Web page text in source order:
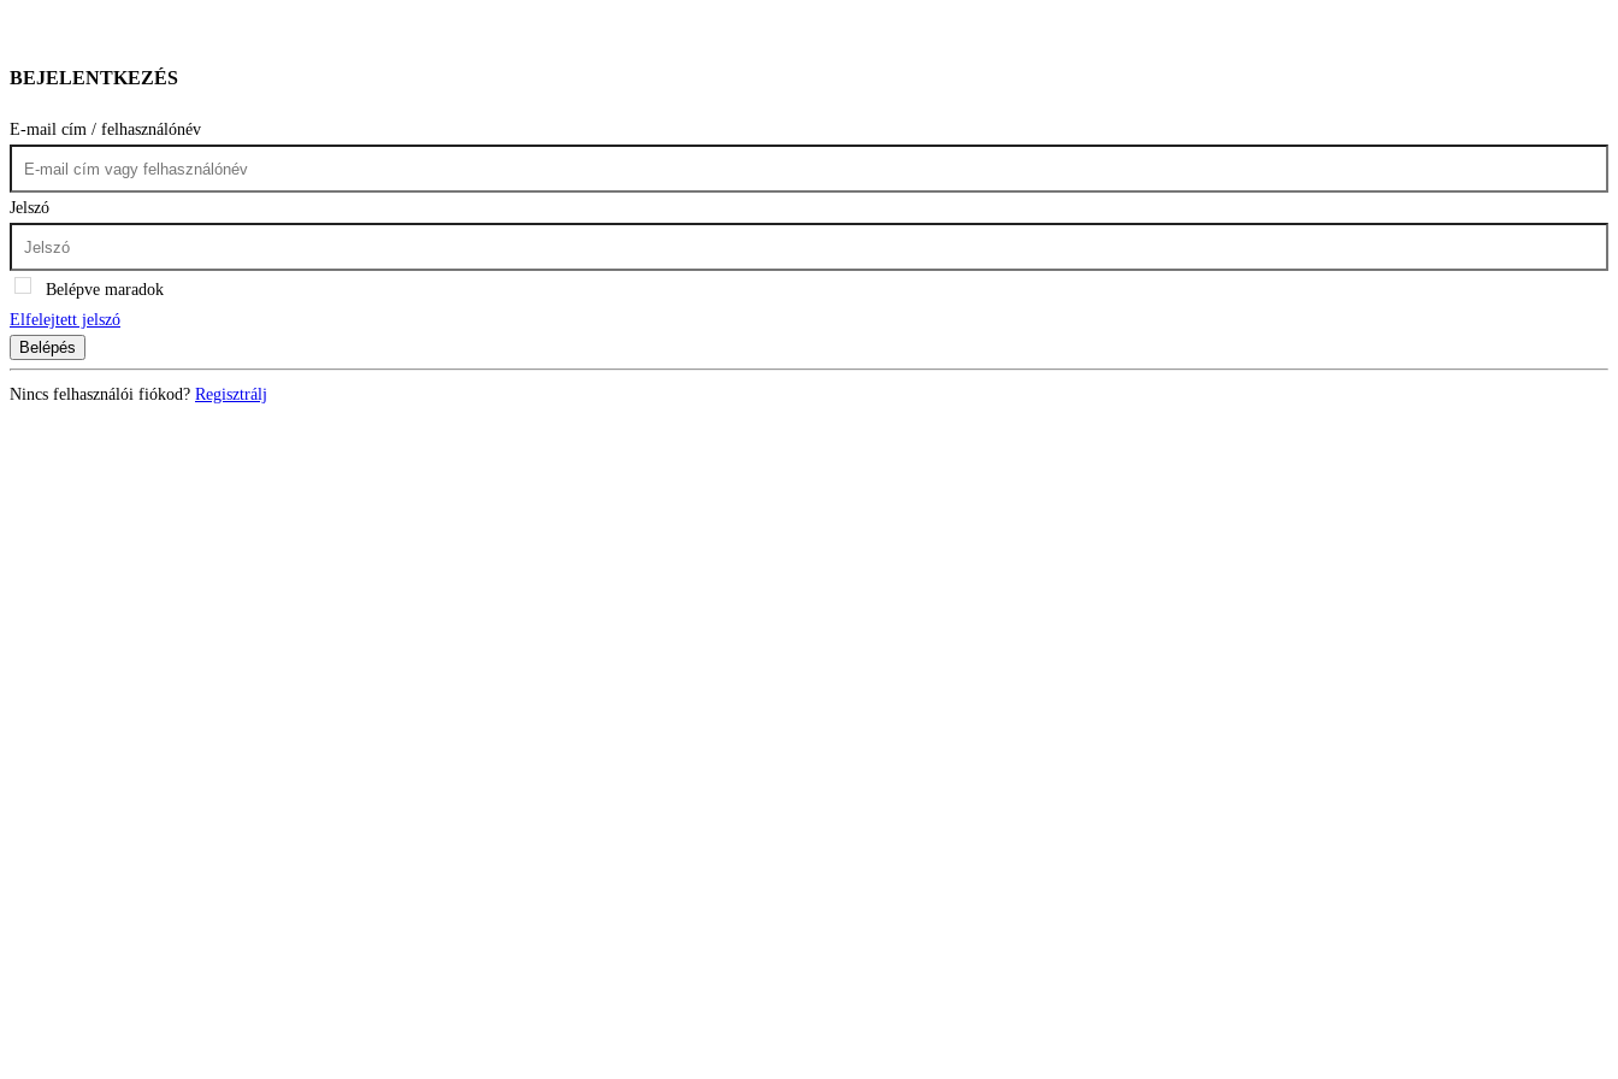
BEJELENTKEZÉS
E-mail cím / felhasználónév
Jelszó
Belépve maradok
Elfelejtett jelszó
Belépés
Nincs felhasználói fiókod? Regisztrálj